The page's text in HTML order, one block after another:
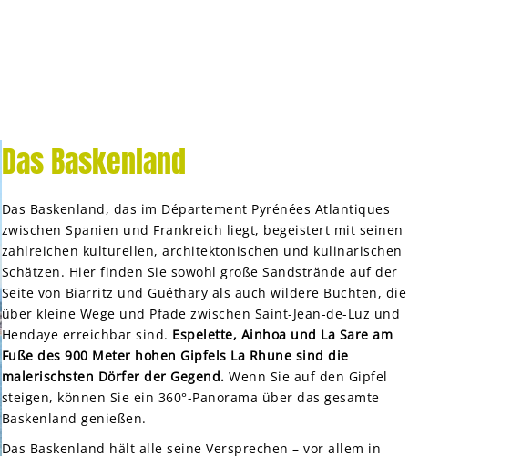
Das Baskenland
Das Baskenland, das im Département Pyrénées Atlantiques
zwischen Spanien und Frankreich liegt, begeistert mit seinen
zahlreichen kulturellen, architektonischen und kulinarischen
Schätzen. Hier finden Sie sowohl große Sandstrände auf der
Seite von Biarritz und Guéthary als auch wildere Buchten, die
über kleine Wege und Pfade zwischen Saint-Jean-de-Luz und
Hendaye erreichbar sind. Espelette, Ainhoa und La Sare am
Fuße des 900 Meter hohen Gipfels La Rhune sind die
malerischsten Dörfer der Gegend. Wenn Sie auf den Gipfel
steigen, können Sie ein 360°-Panorama über das gesamte
Baskenland genießen.
Das Baskenland hält alle seine Versprechen – vor allem in